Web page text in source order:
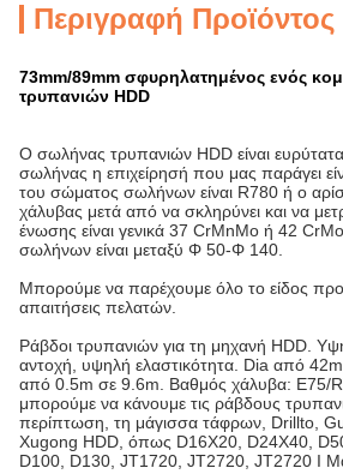
Περιγραφή Προϊόντος
73mm/89mm σφυρηλατημένος ενός
τρυπανιών HDD
Ο σωλήνας τρυπανιών HDD είναι
σωλήνας η επιχείρησή που μας παράγει
του σώματος σωλήνων είναι R780 ή ο
χάλυβας μετά από να σκληρύνει και να
ένωσης είναι γενικά 37 CrMnMo ή 42
σωλήνων είναι μεταξύ Φ 50-Φ 140.
Μπορούμε να παρέχουμε όλο το είδος
απαιτήσεις πελατών.
Ράβδοι τρυπανιών για τη μηχανή HDD.
αντοχή, υψηλή ελαστικότητα. Dia από
από 0.5m σε 9.6m. Βαθμός χάλυβα: E75/
μπορούμε να κάνουμε τις ράβδους
περίπτωση, τη μάγισσα τάφρων, Drillto,
Xugong HDD, όπως D16X20, D24X40,
D100, D130, JT1720, JT2720, JT2720 Ι